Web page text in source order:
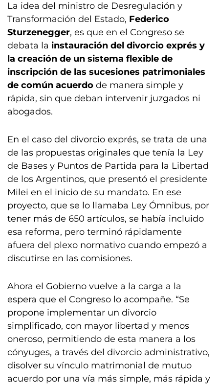
La idea del ministro de Desregulación y
Transformación del Estado, Federico
Sturzenegger, es que en el Congreso se
debata la instauración del divorcio exprés y
la creación de un sistema flexible de
inscripción de las sucesiones patrimoniales
de común acuerdo de manera simple y
rápida, sin que deban intervenir juzgados ni
abogados.
En el caso del divorcio exprés, se trata de una
de las propuestas originales que tenía la Ley
de Bases y Puntos de Partida para la Libertad
de los Argentinos, que presentó el presidente
Milei en el inicio de su mandato. En ese
proyecto, que se lo llamaba Ley Ómnibus, por
tener más de 650 artículos, se había incluido
esa reforma, pero terminó rápidamente
afuera del plexo normativo cuando empezó a
discutirse en las comisiones.
Ahora el Gobierno vuelve a la carga a la
espera que el Congreso lo acompañe. “Se
propone implementar un divorcio
simplificado, con mayor libertad y menos
oneroso, permitiendo de esta manera a los
cónyuges, a través del divorcio administrativo,
disolver su vínculo matrimonial de mutuo
acuerdo por una vía más simple, más rápida y